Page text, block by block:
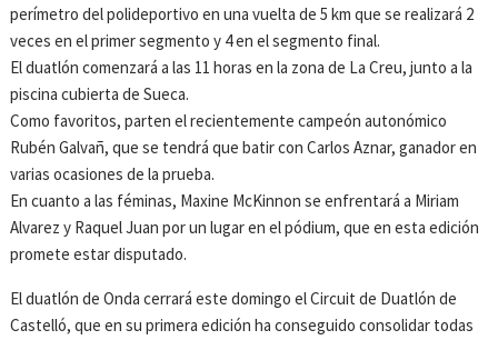
perímetro del polideportivo en una vuelta de 5 km que se realizará 2
veces en el primer segmento y 4 en el segmento final.
El duatlón comenzará a las 11 horas en la zona de La Creu, junto a la
piscina cubierta de Sueca.
Como favoritos, parten el recientemente campeón autonómico
Rubén Galvañ, que se tendrá que batir con Carlos Aznar, ganador en
varias ocasiones de la prueba.
En cuanto a las féminas, Maxine McKinnon se enfrentará a Miriam
Alvarez y Raquel Juan por un lugar en el pódium, que en esta edición
promete estar disputado.
El duatlón de Onda cerrará este domingo el Circuit de Duatlón de
Castelló, que en su primera edición ha conseguido consolidar todas